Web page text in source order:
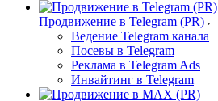
Продвижение в Telegram (PR)
Ведение Telegram канала
Посевы в Telegram
Реклама в Telegram Ads
Инвайтинг в Telegram